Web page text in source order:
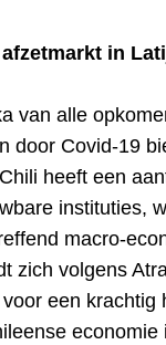
in
van alle
door Covid-19
heeft een
instituties,
macro-
zich volgens
een krachtig
economie